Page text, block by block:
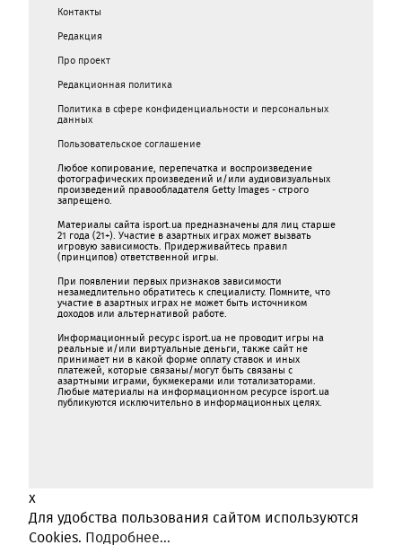
Контакты
Редакция
Про проект
Редакционная политика
Политика в сфере конфиденциальности и персональных
данных
Пользовательское соглашение
Любое копирование, перепечатка и воспроизведение
фотографических произведений и/или аудиовизуальных
произведений правообладателя Getty Images - строго
запрещено.
Материалы сайта isport.ua предназначены для лиц старше
21 года (21+). Участие в азартных играх может вызвать
игровую зависимость. Придерживайтесь правил
(принципов) ответственной игры.
При появлении первых признаков зависимости
незамедлительно обратитесь к специалисту. Помните, что
участие в азартных играх не может быть источником
доходов или альтернативой работе.
Информационный ресурс isport.ua не проводит игры на
реальные и/или виртуальные деньги, также сайт не
принимает ни в какой форме oплaту ставок и иных
платежей, которые связаны/могут быть связаны c
азартными игрaми, букмекерами или тотализаторами.
Любые материалы на информационном ресурсе isport.ua
публикуютcя исключительно в информационных целях.
x
Для удобства пользования сайтом используются
Cookies. Подробнее...